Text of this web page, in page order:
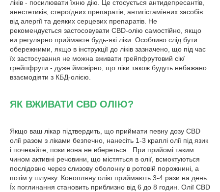
ліків - посилювати їхню дію. Це стосується антидепресантів,
анестетиків, стероїдних препаратів, антигістамінних засобів
від алергії та деяких серцевих препаратів. Не
рекомендується застосовувати CBD-олію самостійно, якщо
ви регулярно приймаєте будь-які ліки. Особливо слід бути
обережними, якщо в інструкції до ліків зазначено, що під час
їх застосування не можна вживати грейпфрутовий сік/
грейпфрути - дуже ймовірно, що ліки також будуть небажано
взаємодіяти з КБД-олією.
ЯК ВЖИВАТИ CBD ОЛІЮ?
Якщо ваш лікар підтвердить, що приймати певну дозу CBD
олії разом з ліками безпечно, нанесіть 1-3 краплі олії під язик
і почекайте, поки вона не вбереться. При прийомі таким
чином активні речовини, що містяться в олії, всмоктуються
послідовно через слизову оболонку в ротовій порожнині, а
потім у шлунку. Конопляну олію приймають 3-4 рази на день.
Їх поглинання становить приблизно від 6 до 8 годин. Олії CBD